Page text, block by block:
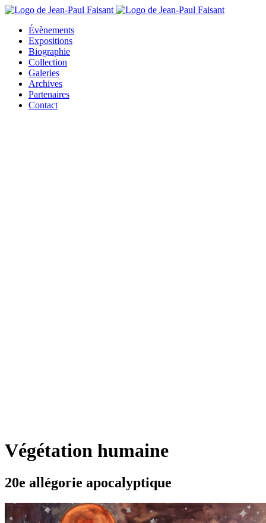
Évènements
Expositions
Biographie
Collection
Galeries
Archives
Partenaires
Contact
Végétation humaine
20e allégorie apocalyptique